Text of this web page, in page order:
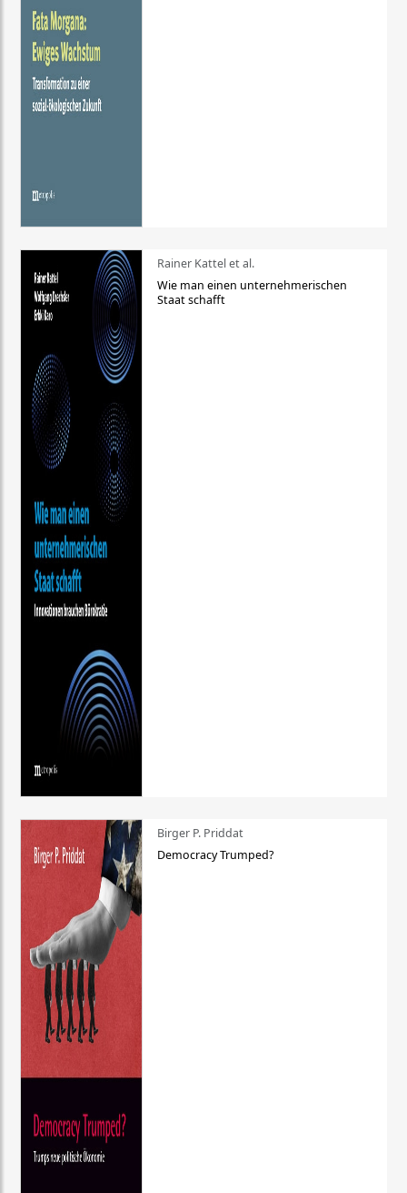
Rainer Kattel et al.
Wie man einen unternehmerischen
Staat schafft
Birger P. Priddat
Democracy Trumped?